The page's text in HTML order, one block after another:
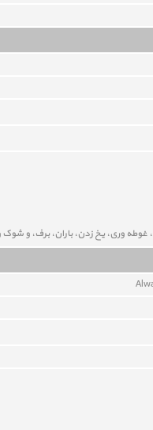
غوطه وری، یخ زدن، باران، برف، و